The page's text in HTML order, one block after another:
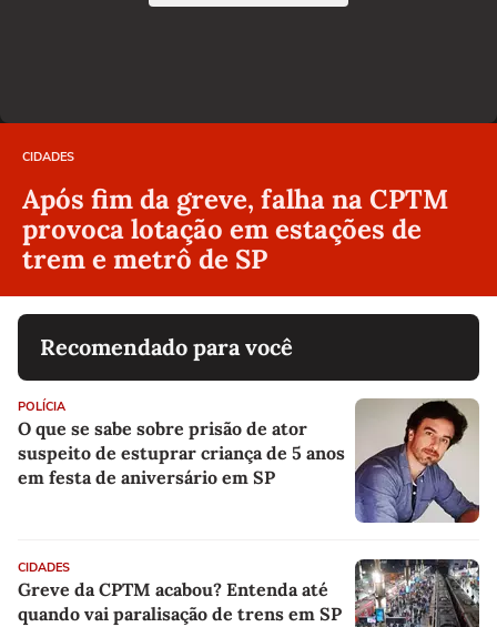
CIDADES
Após fim da greve, falha na CPTM
provoca lotação em estações de
trem e metrô de SP
Recomendado para você
POLÍCIA
O que se sabe sobre prisão de ator
suspeito de estuprar criança de 5 anos
em festa de aniversário em SP
CIDADES
Greve da CPTM acabou? Entenda até
quando vai paralisação de trens em SP